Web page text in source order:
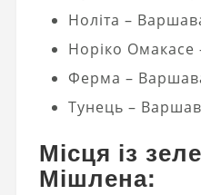
Ноліта –
Норіко Омакасе
Ферма –
Тунець –
Місця із
Мішлена: